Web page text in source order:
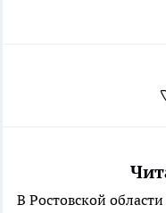
В Ростовской